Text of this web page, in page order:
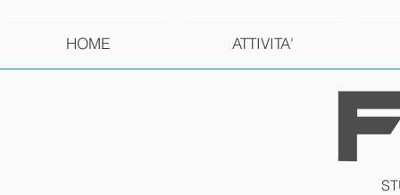
HOME ATTIVITA'